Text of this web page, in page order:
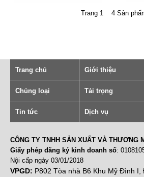
Trang 1 4 Sản
Trang chủ Giới thiệu
Chủng loại Tải trọng
Tin tức Dịch vụ
CÔNG TY TNHH SẢN XUẤT VÀ THƯƠNG
Giấy phép đăng ký kinh doanh số:
Nội cấp ngày 03/01/2018
VPGD: P802 Tòa nhà B6 Khu Mỹ Đình